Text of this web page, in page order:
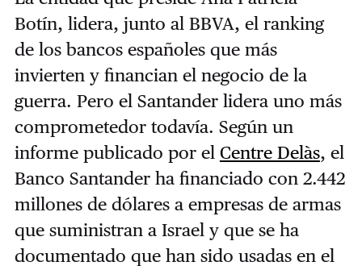
Botín, lidera, junto al BBVA, el ranking
de los bancos españoles que más
invierten y financian el negocio de la
guerra. Pero el Santander lidera uno más
comprometedor todavía. Según un
informe publicado por el Centre Delàs, el
Banco Santander ha financiado con 2.442
millones de dólares a empresas de armas
que suministran a Israel y que se ha
documentado que han sido usadas en el